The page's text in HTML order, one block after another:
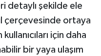
detaylı şekilde ele
çerçevesinde ortaya
için daha
bir yaya ulaşım